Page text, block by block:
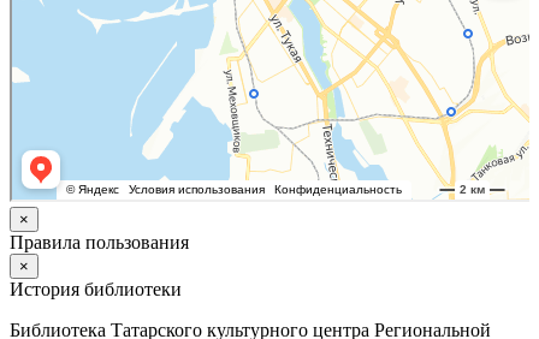
×
Правила пользования
×
История библиотеки
Библиотека Татарского культурного центра Региональной